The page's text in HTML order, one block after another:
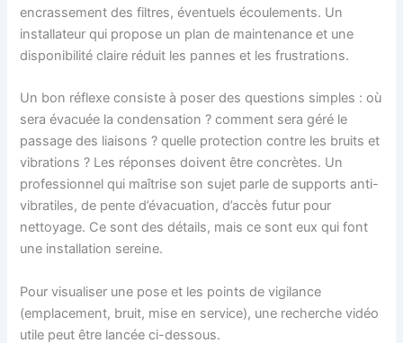
encrassement des filtres, éventuels écoulements. Un
installateur qui propose un plan de maintenance et une
disponibilité claire réduit les pannes et les frustrations.
Un bon réflexe consiste à poser des questions simples : où
sera évacuée la condensation ? comment sera géré le
passage des liaisons ? quelle protection contre les bruits et
vibrations ? Les réponses doivent être concrètes. Un
professionnel qui maîtrise son sujet parle de supports anti-
vibratiles, de pente d’évacuation, d’accès futur pour
nettoyage. Ce sont des détails, mais ce sont eux qui font
une installation sereine.
Pour visualiser une pose et les points de vigilance
(emplacement, bruit, mise en service), une recherche vidéo
utile peut être lancée ci-dessous.